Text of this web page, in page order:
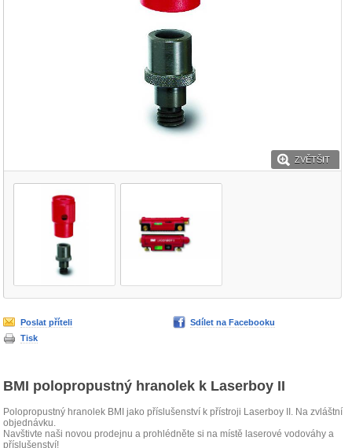
ZVĚTŠIT
Poslat příteli
Sdílet na Facebooku
Tisk
BMI polopropustný hranolek k Laserboy II
Polopropustný hranolek BMI jako příslušenství k přístroji Laserboy II. Na zvláštní
objednávku.
Navštivte naši novou prodejnu a prohlédněte si na místě laserové vodováhy a
příslušenství!